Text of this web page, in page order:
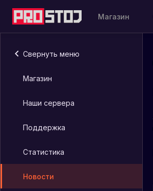
Магазин
Свернуть меню
Магазин
Наши сервера
Поддержка
Статистика
Новости